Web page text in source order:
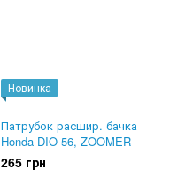
Новинка
Патрубок расшир. бачка
Honda DIO 56, ZOOMER
265 грн